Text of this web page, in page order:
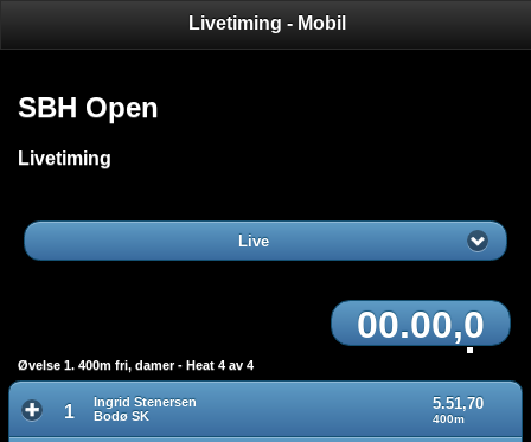
Livetiming - Mobil
SBH Open
Livetiming
Live
00.00,0
Øvelse 1. 400m fri, damer - Heat 4 av 4
1
Ingrid Stenersen
Bodø SK
5.51,70
400m